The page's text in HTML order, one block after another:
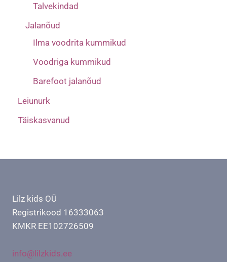
Talvekindad
Jalanõud
Ilma voodrita kummikud
Voodriga kummikud
Barefoot jalanõud
Leiunurk
Täiskasvanud
Lilz kids OÜ
Registrikood 16333063
KMKR EE102726509
info@lilzkids.ee